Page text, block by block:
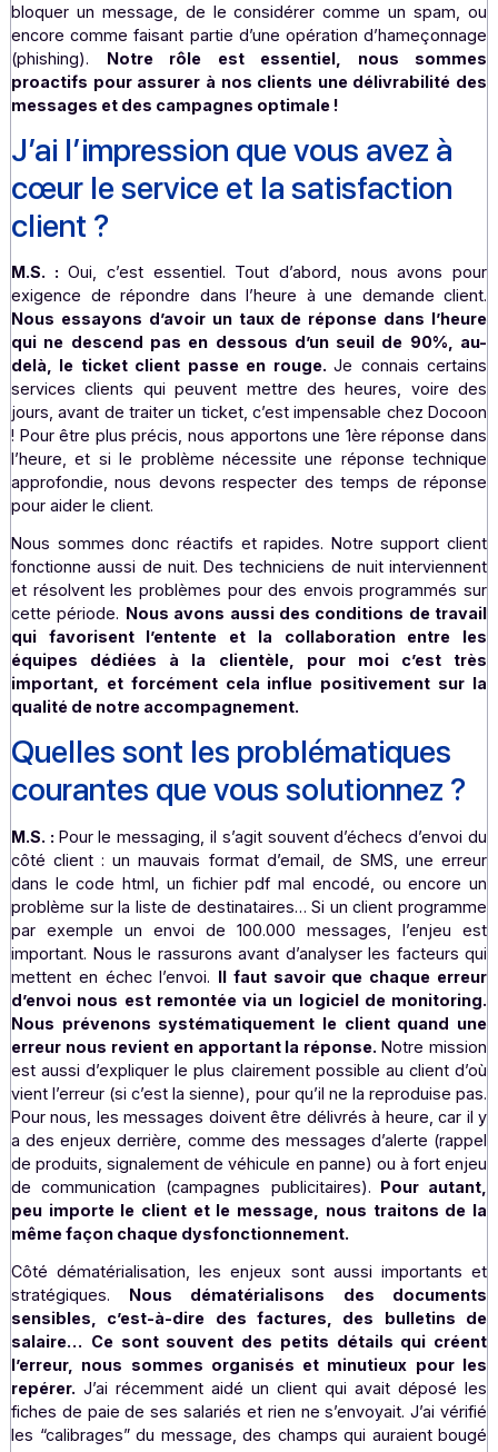
Vous aidez les clients à avoir
fichiers d’envoi propres ?
aujourd’hui équipées d’algorithmes qui peuvent
bloquer un message, de le considérer comme un
encore comme faisant partie d’une opération
(phishing).
proactifs pour assurer à nos clients une
messages et des campagnes optimale !
J’ai l’impression que vous avez
cœur le service et la
client ?
M.S. :Oui, c’est essentiel. Tout d’abord, nous
exigence de répondre dans l’heure à une demande
qui ne descend pas en dessous d’un seuil de
delà, le ticket client passe en rouge.Je connais
services clients qui peuvent mettre des heures,
jours, avant de traiter un ticket, c’est impensable chez
! Pour être plus précis, nous apportons une 1ère
l’heure, et si le problème nécessite une réponse
approfondie, nous devons respecter des temps de
Nous sommes donc réactifs et rapides. Notre support
fonctionne aussi de nuit. Des techniciens de nuit
et résolvent les problèmes pour des envois
cette période.Nous avons aussi des conditions de
qui favorisent l’entente et la collaboration
équipes dédiées à la clientèle, pour moi
important, et forcément cela influe positivement
qualité de notre accompagnement.
Quelles sont les
courantes que vous solutionnez
M.S. :Pour le messaging, il s’agit souvent d’échecs
côté client : un mauvais format d’email, de SMS, une
dans le code html, un fichier pdf mal encodé, ou
problème sur la liste de destinataires… Si un client
par exemple un envoi de 100.000 messages,
important. Nous le rassurons avant d’analyser les
d’envoi nous est remontée via un logiciel de
Nous prévenons systématiquement le client
erreur nous revient en apportant la réponse.Notre
est aussi d’expliquer le plus clairement possible au client
vient l’erreur (si c’est la sienne), pour qu’il ne la
Pour nous, les messages doivent être délivrés à heure,
a des enjeux derrière, comme des messages d’alerte